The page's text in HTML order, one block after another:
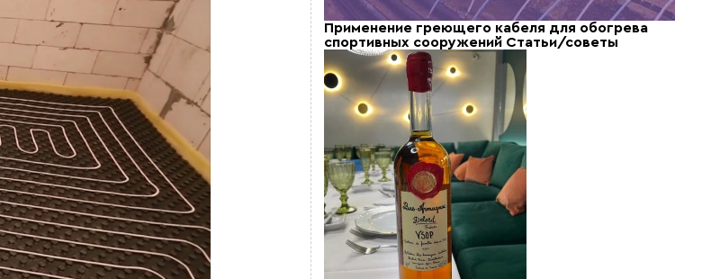
Применение греющего кабеля для обогрева
спортивных сооружений Статьи/советы